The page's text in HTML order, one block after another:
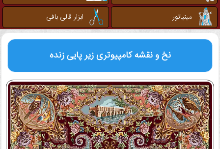
مینیاتور
ابزار قالی بافی
نخ و نقشه کامپیوتریزیر پایی زنده